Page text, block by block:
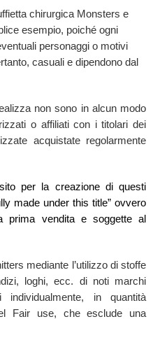
chirurgica Monsters e
esempio, poiché ogni
personaggi o motivi
casuali e dipendono dal
non sono in alcun modo
o affiliati con i titolari dei
acquistate regolarmente
per la creazione di questi
made under this title” ovvero
prima vendita e soggette al
mediante l’utilizzo di stoffe
loghi, ecc. di noti marchi
individualmente, in quantità
Fair use, che esclude una